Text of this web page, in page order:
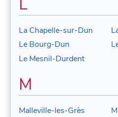
La Chapelle-sur-Dun
Le Bourg-Dun
Le Mesnil-Durdent
M
Malleville-les-Grès